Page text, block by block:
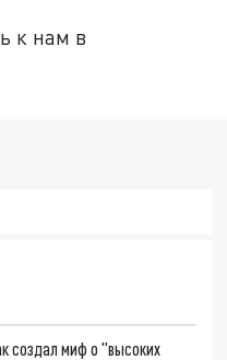
к нам в
создал миф о "высоких